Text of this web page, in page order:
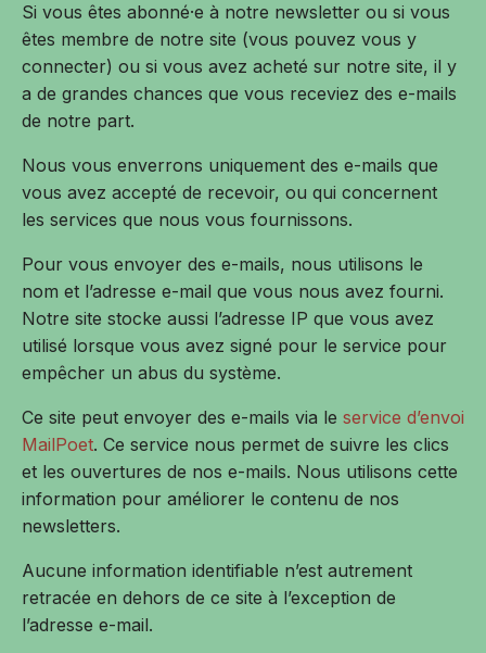
Si vous êtes abonné·e à notre newsletter ou si vous
êtes membre de notre site (vous pouvez vous y
connecter) ou si vous avez acheté sur notre site, il y
a de grandes chances que vous receviez des e-mails
de notre part.
Nous vous enverrons uniquement des e-mails que
vous avez accepté de recevoir, ou qui concernent
les services que nous vous fournissons.
Pour vous envoyer des e-mails, nous utilisons le
nom et l’adresse e-mail que vous nous avez fourni.
Notre site stocke aussi l’adresse IP que vous avez
utilisé lorsque vous avez signé pour le service pour
empêcher un abus du système.
Ce site peut envoyer des e-mails via le service d’envoi
MailPoet. Ce service nous permet de suivre les clics
et les ouvertures de nos e-mails. Nous utilisons cette
information pour améliorer le contenu de nos
newsletters.
Aucune information identifiable n’est autrement
retracée en dehors de ce site à l’exception de
l’adresse e-mail.